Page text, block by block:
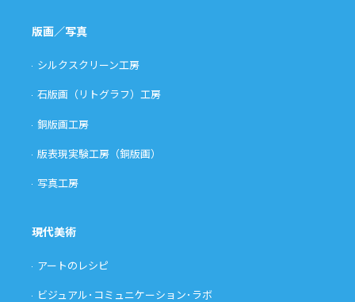
版画／写真
シルクスクリーン工房
石版画（リトグラフ）工房
銅版画工房
版表現実験工房（銅版画）
写真工房
現代美術
アートのレシピ
ビジュアル･コミュニケーション･ラボ